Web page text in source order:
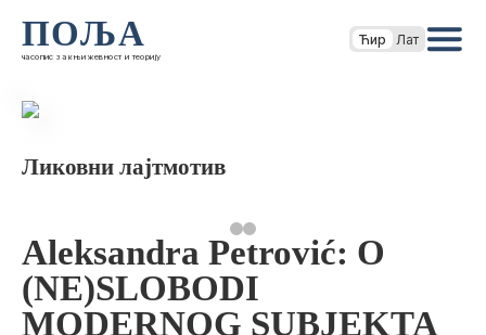
ПОЉА
часопис за књижевност и теорију
Ћир Лат
Ликовни лајтмотив
Aleksandra Petrović: O
(NE)SLOBODI
MODERNOG SUBJEKTA